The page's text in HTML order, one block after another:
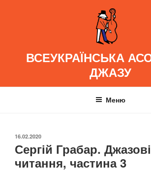
ВСЕУКРАЇНСЬКА
ДЖАЗУ
Меню
ОПУБЛІКОВАНО
16.02.2020
Сергій Грабар. Джазові
читання, частина 3